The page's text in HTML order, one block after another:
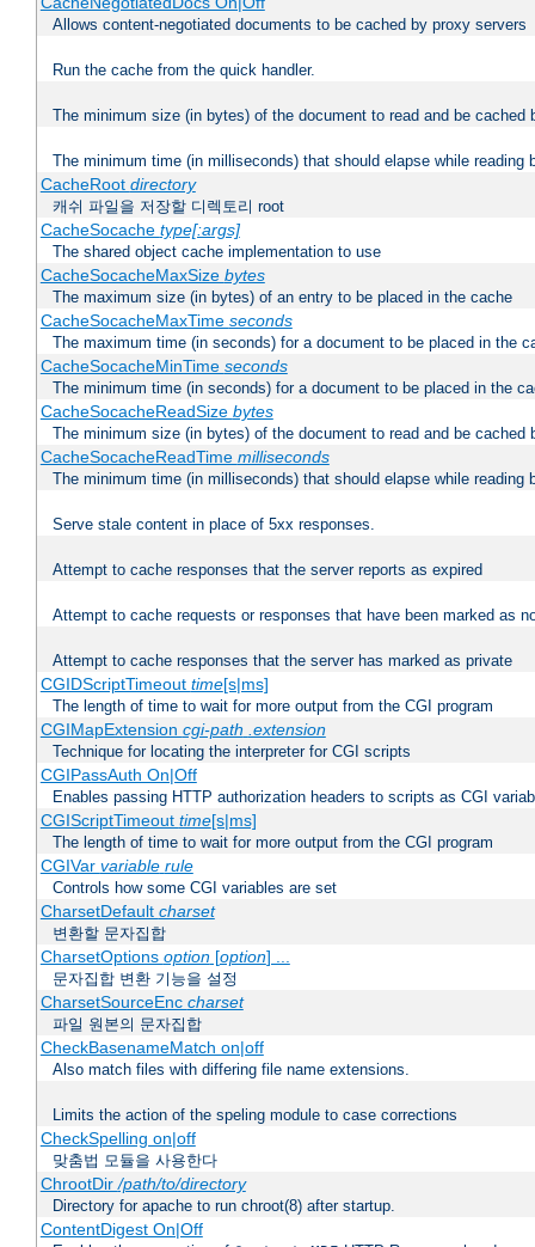
Allows content-negotiated documents to be cached by proxy servers
Run the cache from the quick handler.
The minimum size (in bytes) of the document to read and be cached
The minimum time (in milliseconds) that should elapse while reading
CacheRoot directory
캐쉬 파일을 저장할 디렉토리 root
CacheSocache type[:args]
The shared object cache implementation to use
CacheSocacheMaxSize bytes
The maximum size (in bytes) of an entry to be placed in the cache
CacheSocacheMaxTime seconds
The maximum time (in seconds) for a document to be placed in the
CacheSocacheMinTime seconds
The minimum time (in seconds) for a document to be placed in the
CacheSocacheReadSize bytes
The minimum size (in bytes) of the document to read and be cached
CacheSocacheReadTime milliseconds
The minimum time (in milliseconds) that should elapse while reading
Serve stale content in place of 5xx responses.
Attempt to cache responses that the server reports as expired
Attempt to cache requests or responses that have been marked as
Attempt to cache responses that the server has marked as private
CGIDScriptTimeout time[s|ms]
The length of time to wait for more output from the CGI program
CGIMapExtension cgi-path .extension
Technique for locating the interpreter for CGI scripts
CGIPassAuth On|Off
Enables passing HTTP authorization headers to scripts as CGI
CGIScriptTimeout time[s|ms]
The length of time to wait for more output from the CGI program
CGIVar variable rule
Controls how some CGI variables are set
CharsetDefault charset
변환할 문자집합
CharsetOptions option[option] ...
문자집합 변환 기능을 설정
CharsetSourceEnc charset
파일 원본의 문자집합
CheckBasenameMatch on|off
Also match files with differing file name extensions.
Limits the action of the speling module to case corrections
CheckSpelling on|off
맞춤법 모듈을 사용한다
ChrootDir/path/to/directory
Directory for apache to run chroot(8) after startup.
ContentDigest On|Off